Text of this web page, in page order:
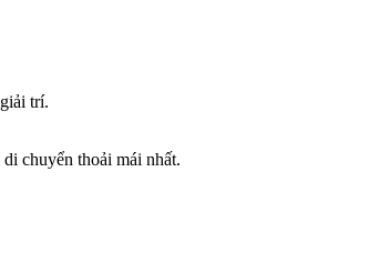
trí.
chuyển thoải mái nhất.